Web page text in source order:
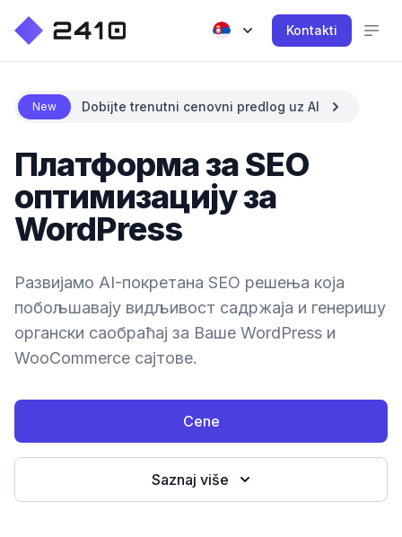
Kontakti
New Dobijte trenutni cenovni predlog uz AI
Платформа за SEO
оптимизацију за
WordPress
Развијамо AI-покретана SEO решења која
побољшавају видљивост садржаја и генеришу
органски саобраћај за Ваше WordPress и
WooCommerce сајтове.
Cene
Saznaj više